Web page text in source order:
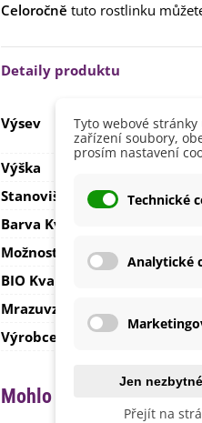
Begonia superba -...
Eukalyptus Baby Blue -
Blahovičník -
90 Kč
Celoročně tuto rostlinku
Detaily produktu
Výsev
Výška
Stanoviště
Barva Květů
Možnosti Pěstování
BIO Kvalita
Mrazuvzdornost
Výrobce
Mohlo by se také hodit
Tyto webové
zařízení soubory,
prosím nastavení
Technické
Analytické
Jen nezbytné
Přejít na